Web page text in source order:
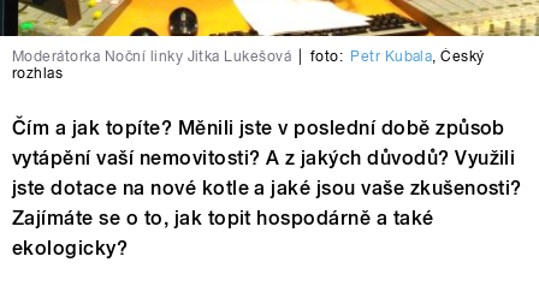
Moderátorka Noční linky Jitka Lukešová foto: Petr Kubala,Český
rozhlas
Čím a jak topíte? Měnili jste v poslední době způsob
vytápění vaší nemovitosti? A z jakých důvodů? Využili
jste dotace na nové kotle a jaké jsou vaše zkušenosti?
Zajímáte se o to, jak topit hospodárně a také
ekologicky?